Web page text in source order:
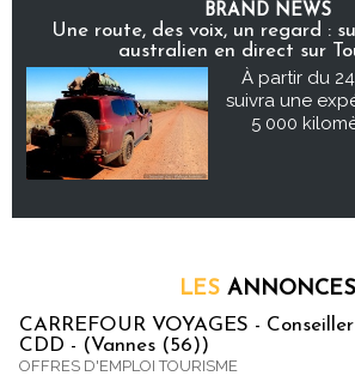
BRAND NEWS
Une route, des voix, un regard :
australien en direct sur
À partir du
suivra une
5 000
LES ANNONCES
CARREFOUR VOYAGES -
CDD - (Vannes (56))
OFFRES D'EMPLOI TOURISME